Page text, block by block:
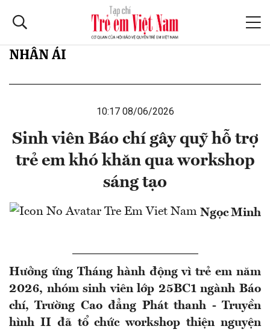
NHÂN ÁI
10:17 08/06/2026
Sinh viên Báo chí gây quỹ hỗ trợ
trẻ em khó khăn qua workshop
sáng tạo
Ngọc Minh
Hưởng ứng Tháng hành động vì trẻ em năm
2026, nhóm sinh viên lớp 25BC1 ngành Báo
chí, Trường Cao đẳng Phát thanh - Truyền
hình II đã tổ chức workshop thiện nguyện